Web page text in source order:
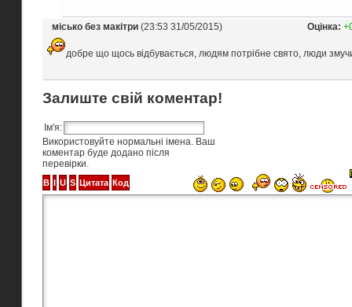
місько без макітри (23:53 31/05/2015) Оцінка:
добре що щось відбувається, людям потрібне свято, люди
Залиште свій коментар!
Ім'я:
Використовуйте нормальні імена. Ваш
коментар буде додано після
перевірки.